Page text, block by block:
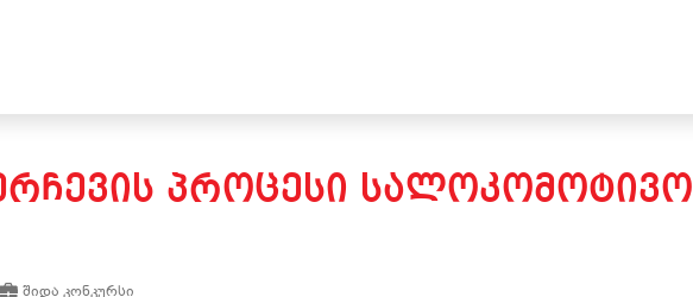
ᲞᲠᲝᲪᲔᲡᲘ ᲡᲐᲚᲝᲙᲝᲛᲝᲢᲘᲕᲝ
შიდა კონკურსი